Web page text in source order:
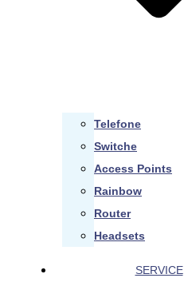
Telefone
Switche
Access Points
Rainbow
Router
Headsets
SERVICE